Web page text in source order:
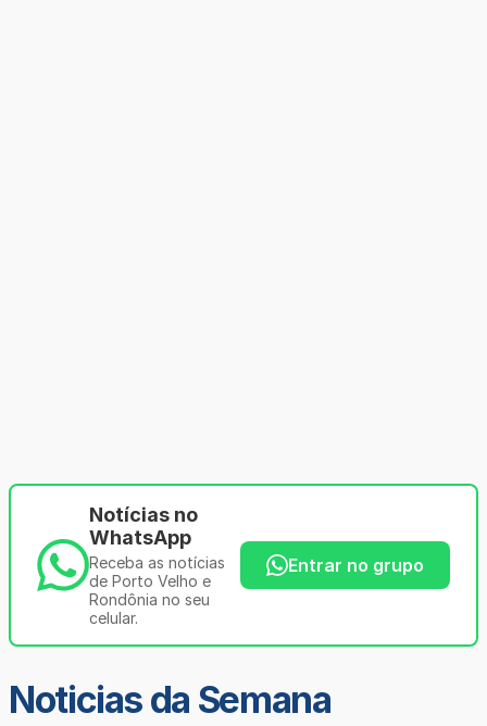
Notícias no
WhatsApp
Receba as notícias
de Porto Velho e
Rondônia no seu
celular.
Entrar no grupo
Noticias da Semana